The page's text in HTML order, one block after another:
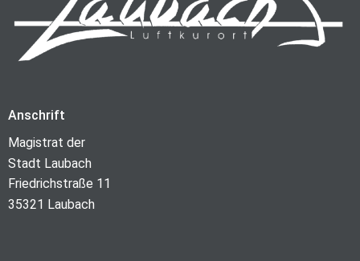
Anschrift
Magistrat der
Stadt Laubach
Friedrichstraße 11
35321 Laubach